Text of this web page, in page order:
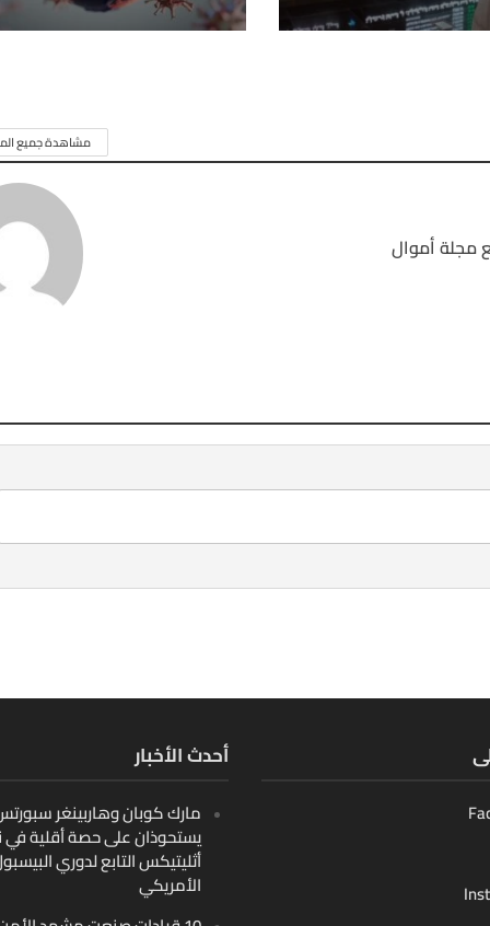
مشاهدة جميع
مجلة أموال
أحدث الأخبار
مارك كوبان وهاربينغر سبورتس
يستحوذان على حصة أقلية في
أثليتيكس التابع لدوري
الأمريكي